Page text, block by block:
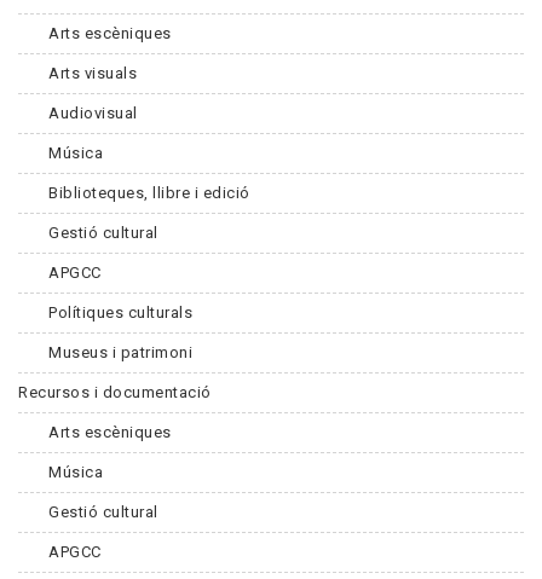
Arts escèniques
Arts visuals
Audiovisual
Música
Biblioteques, llibre i edició
Gestió cultural
APGCC
Polítiques culturals
Museus i patrimoni
Recursos i documentació
Arts escèniques
Música
Gestió cultural
APGCC